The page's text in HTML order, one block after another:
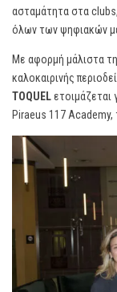
ασταμάτητα στα
όλων των ψηφιακών
Με αφορμή μάλιστα
καλοκαιρινής
TOQUELετοιμάζεται
Piraeus 117 Academy,